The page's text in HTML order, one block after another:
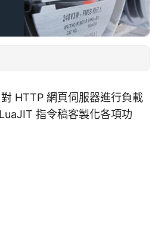
對 HTTP 網頁伺服器進行負載
指令稿客製化各項功